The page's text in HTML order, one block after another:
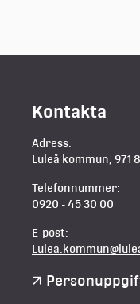
Kontakta
Adress:
Luleå kommun, 971
Telefonnummer:
0920 - 45 30 00
E-post: